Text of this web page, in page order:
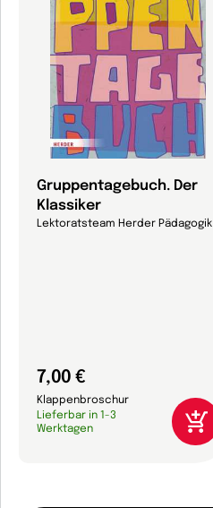
Gruppentagebuch. Der
Klassiker
Lektoratsteam Herder Pädagogik
7,00 €
Klappenbroschur
Lieferbar in 1-3
Werktagen